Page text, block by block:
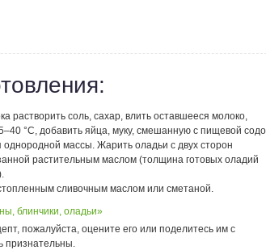
растворить соль, сахар, влить оставшееся молоко,
°С, добавить яйца, муку, смешанную с пищевой
массы. Жарить оладьи с двух сторон
растительным маслом (толщина готовых оладий
сливочным маслом или сметаной.
блинчики, оладьи»
пожалуйста, оцените его или поделитесь им с
признательны.